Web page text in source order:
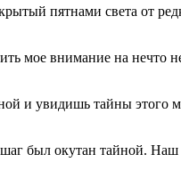
пятнами света от
мое внимание на нечто
и увидишь тайны этого
был окутан тайной. Наш